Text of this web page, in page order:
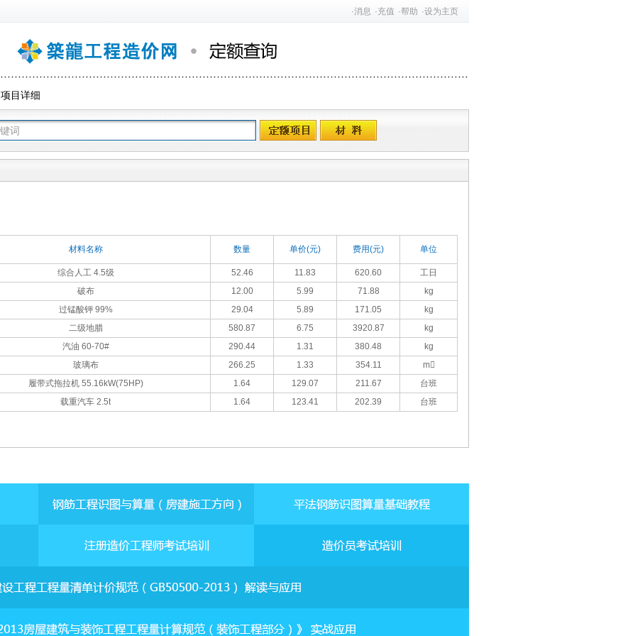
·消息 ·充值 ·帮助 ·设为主页
项目详细
材料名称 数量 单价(元) 费用(元) 单位
综合人工 4.5级 52.46 11.83 620.60 工日
破布 12.00 5.99 71.88
kg
过锰酸钾 99% 29.04 5.89 171.05
kg
二级地腊 580.87 6.75 3920.87
kg
汽油 60-70# 290.44 1.31 380.48
kg
玻璃布 266.25 1.33 354.11 m
履带式拖拉机 55.16kW(75HP) 1.64 129.07 211.67
台班
载重汽车 2.5t 1.64 123.41 202.39 台班